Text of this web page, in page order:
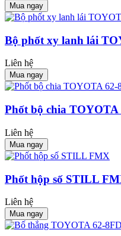
Mua ngay
Bộ phốt xy lanh lái
Liên hệ
Mua ngay
Phốt bộ chia TOYOTA
Liên hệ
Mua ngay
Phốt hộp số STILL
Liên hệ
Mua ngay